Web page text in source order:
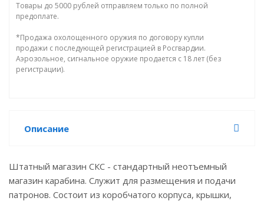
Товары до 5000 рублей отправляем только по полной
предоплате.
*Продажа охолощенного оружия по договору купли
продажи с последующей регистрацией в Росгвардии.
Аэрозольное, сигнальное оружие продается с 18 лет (без
регистрации).
Описание
Штатный магазин СКС - стандартный неотъемный
магазин карабина. Служит для размещения и подачи
патронов. Состоит из коробчатого корпуса, крышки,